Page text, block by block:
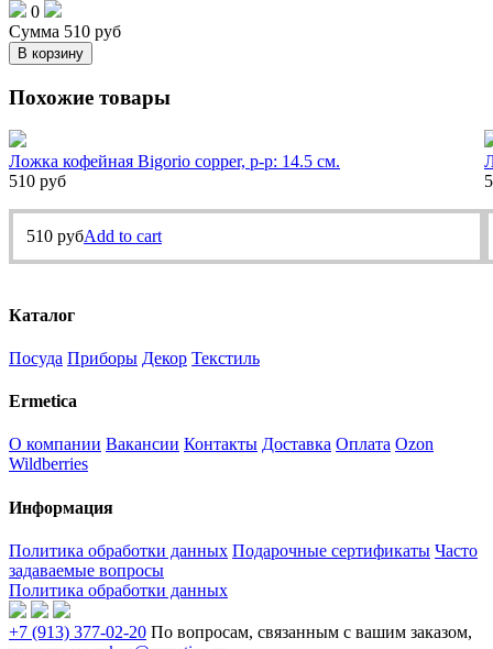
0
Сумма 510 руб
В корзину
Похожие товары
Ложка кофейная Bigorio copper, р-р: 14.5 см.
510 руб
510 рубAdd to cart
Каталог
Посуда Приборы Декор Текстиль
Ermetica
О компании Вакансии Контакты Доставка Оплата Ozon
Wildberries
Информация
Политика обработки данных Подарочные сертификаты Часто
задаваемые вопросы
Политика обработки данных
+7 (913) 377-02-20 По вопросам, связанным с вашим заказом,